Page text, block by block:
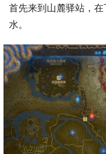
首先来到山麓驿站，
水。